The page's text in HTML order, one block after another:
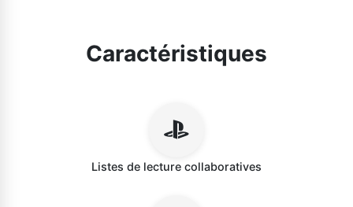
Caractéristiques
Listes de lecture collaboratives